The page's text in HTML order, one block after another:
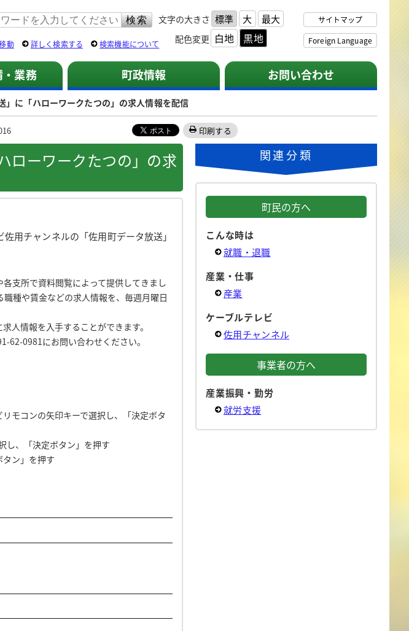
ームページ 文字の大きさ 標準 大 最大
配色変更 白地 黒地
サイトマップ
Foreign Language
動 詳しく検索する 検索機能について
業務 町政情報 お問い合わせ
」に「ハローワークたつの」の求人情報を配信
印刷する
ローワークたつの」の求
用チャンネルの「佐用町データ放送」
支所で資料閲覧によって提供してきまし
種や賃金などの求人情報を、毎週月曜日
人情報を入手することができます。
62-0981にお問い合わせください。
モコンの矢印キーで選択し、「決定ボタ
し、「決定ボタン」を押す
ン」を押す
関連分類
町民の方へ
こんな時は
就職・退職
産業・仕事
産業
ケーブルテレビ
佐用チャンネル
事業者の方へ
産業振興・勤労
就労支援